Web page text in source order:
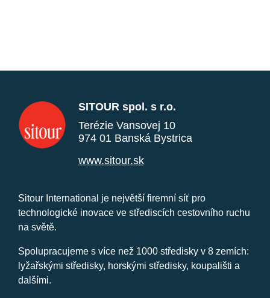
SITOUR spol. s r.o.
Terézie Vansovej 10
974 01 Banská Bystrica
www.sitour.sk
Sitour International je největší firemní síť pro
technologické inovace ve střediscích cestovního ruchu
na světě.
Spolupracujeme s více než 1000 středisky v 8 zemích:
lyžařskými středisky, horskými středisky, koupališti a
dalšími.